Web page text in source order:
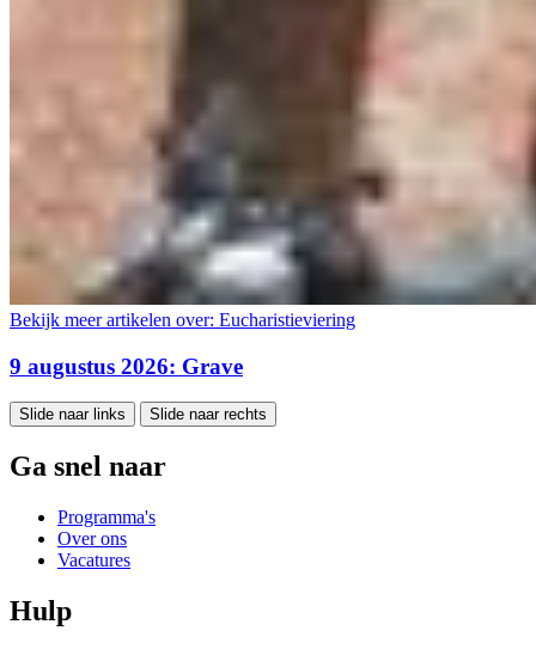
Bekijk meer artikelen over: Eucharistieviering
9 augustus 2026: Grave
Slide naar links Slide naar rechts
Ga snel naar
Programma's
Over ons
Vacatures
Hulp